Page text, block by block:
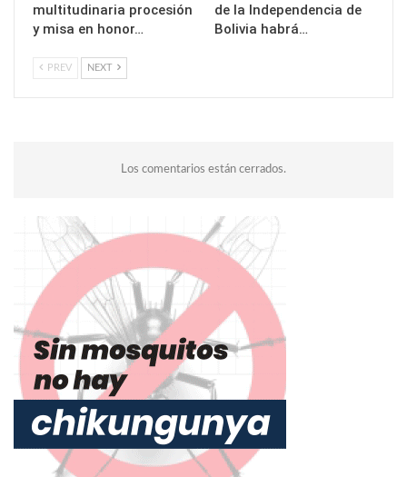
multitudinaria procesión
y misa en honor…
de la Independencia de
Bolivia habrá…
PREV NEXT
Los comentarios están cerrados.